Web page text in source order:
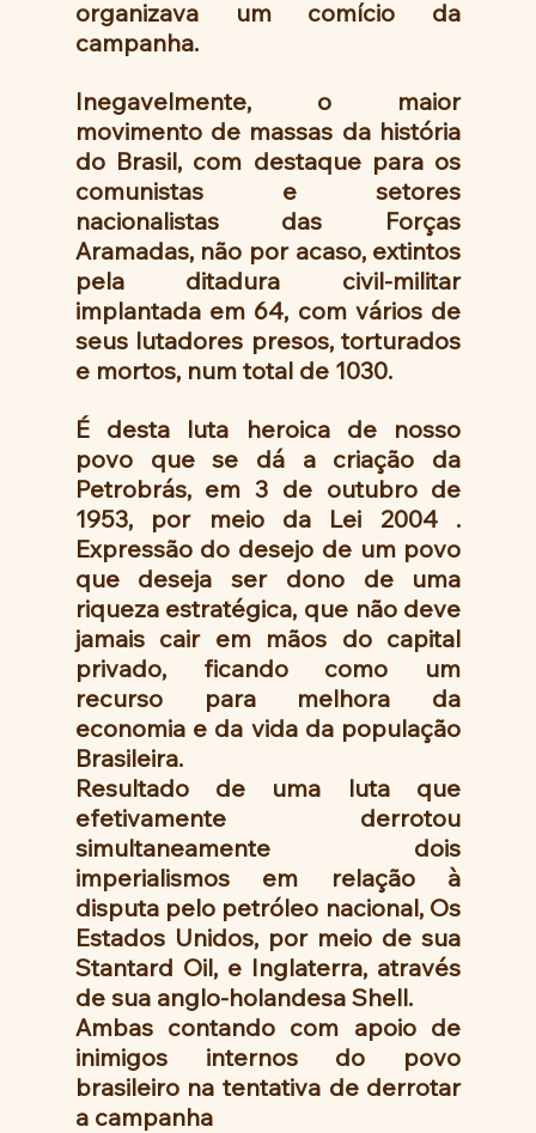
organizava um comício da
campanha.
Inegavelmente, o maior
movimento de massas da história
do Brasil, com destaque para os
comunistas e setores
nacionalistas das Forças
Aramadas, não por acaso, extintos
pela ditadura civil-militar
implantada em 64, com vários de
seus lutadores presos, torturados
e mortos, num total de 1030.
É desta luta heroica de nosso
povo que se dá a criação da
Petrobrás, em 3 de outubro de
1953, por meio da Lei 2004 .
Expressão do desejo de um povo
que deseja ser dono de uma
riqueza estratégica, que não deve
jamais cair em mãos do capital
privado, ficando como um
recurso para melhora da
economia e da vida da população
Brasileira.
Resultado de uma luta que
efetivamente derrotou
simultaneamente dois
imperialismos em relação à
disputa pelo petróleo nacional, Os
Estados Unidos, por meio de sua
Stantard Oil, e Inglaterra, através
de sua anglo-holandesa Shell.
Ambas contando com apoio de
inimigos internos do povo
brasileiro na tentativa de derrotar
a campanha